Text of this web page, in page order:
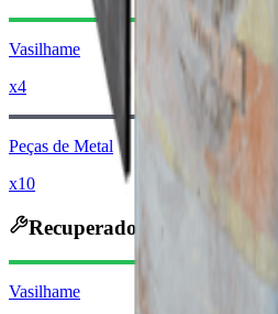
Vasilhame
x4
Peças de Metal
x10
Recuperado em
Vasilhame